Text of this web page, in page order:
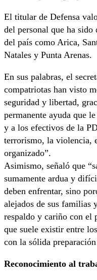
El titular de Defensa
del personal que ha sido
del país como Arica,
Natales y Punta Arenas.
En sus palabras, el
compatriotas han visto
seguridad y libertad,
permanente ayuda que
y a los efectivos de la
terrorismo, la violencia,
organizado”.
Asimismo, señaló que
sumamente ardua y
deben enfrentar, sino
alejados de sus familias
respaldo y cariño con el
que suele existir entre
con la sólida
Reconocimiento al